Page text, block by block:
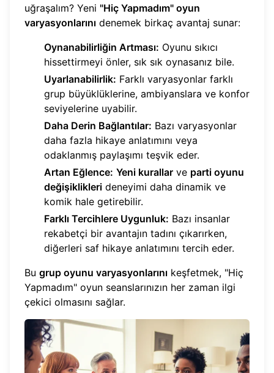
uğraşalım? Yeni "Hiç Yapmadım" oyun
varyasyonlarını denemek birkaç avantaj sunar:
Oynanabilirliğin Artması: Oyunu sıkıcı
hissettirmeyi önler, sık sık oynasanız bile.
Uyarlanabilirlik: Farklı varyasyonlar farklı
grup büyüklüklerine, ambiyanslara ve konfor
seviyelerine uyabilir.
Daha Derin Bağlantılar: Bazı varyasyonlar
daha fazla hikaye anlatımını veya
odaklanmış paylaşımı teşvik eder.
Artan Eğlence: Yeni kurallar ve parti oyunu
değişiklikleri deneyimi daha dinamik ve
komik hale getirebilir.
Farklı Tercihlere Uygunluk: Bazı insanlar
rekabetçi bir avantajın tadını çıkarırken,
diğerleri saf hikaye anlatımını tercih eder.
Bu grup oyunu varyasyonlarını keşfetmek, "Hiç
Yapmadım" oyun seanslarınızın her zaman ilgi
çekici olmasını sağlar.